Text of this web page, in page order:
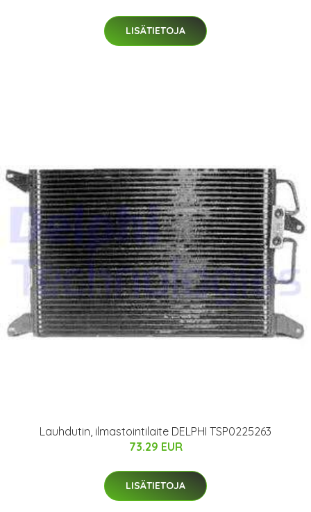
LISÄTIETOJA
Lauhdutin, ilmastointilaite DELPHI TSP0225263
73.29 EUR
LISÄTIETOJA